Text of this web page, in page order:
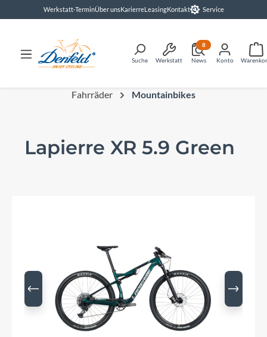
springenWerkstatt-TerminÜber unsKarierreLeasingKontakt Service
Suche Werkstatt News
8
Konto
Fahrräder Mountainbikes
Lapierre XR 5.9 Green